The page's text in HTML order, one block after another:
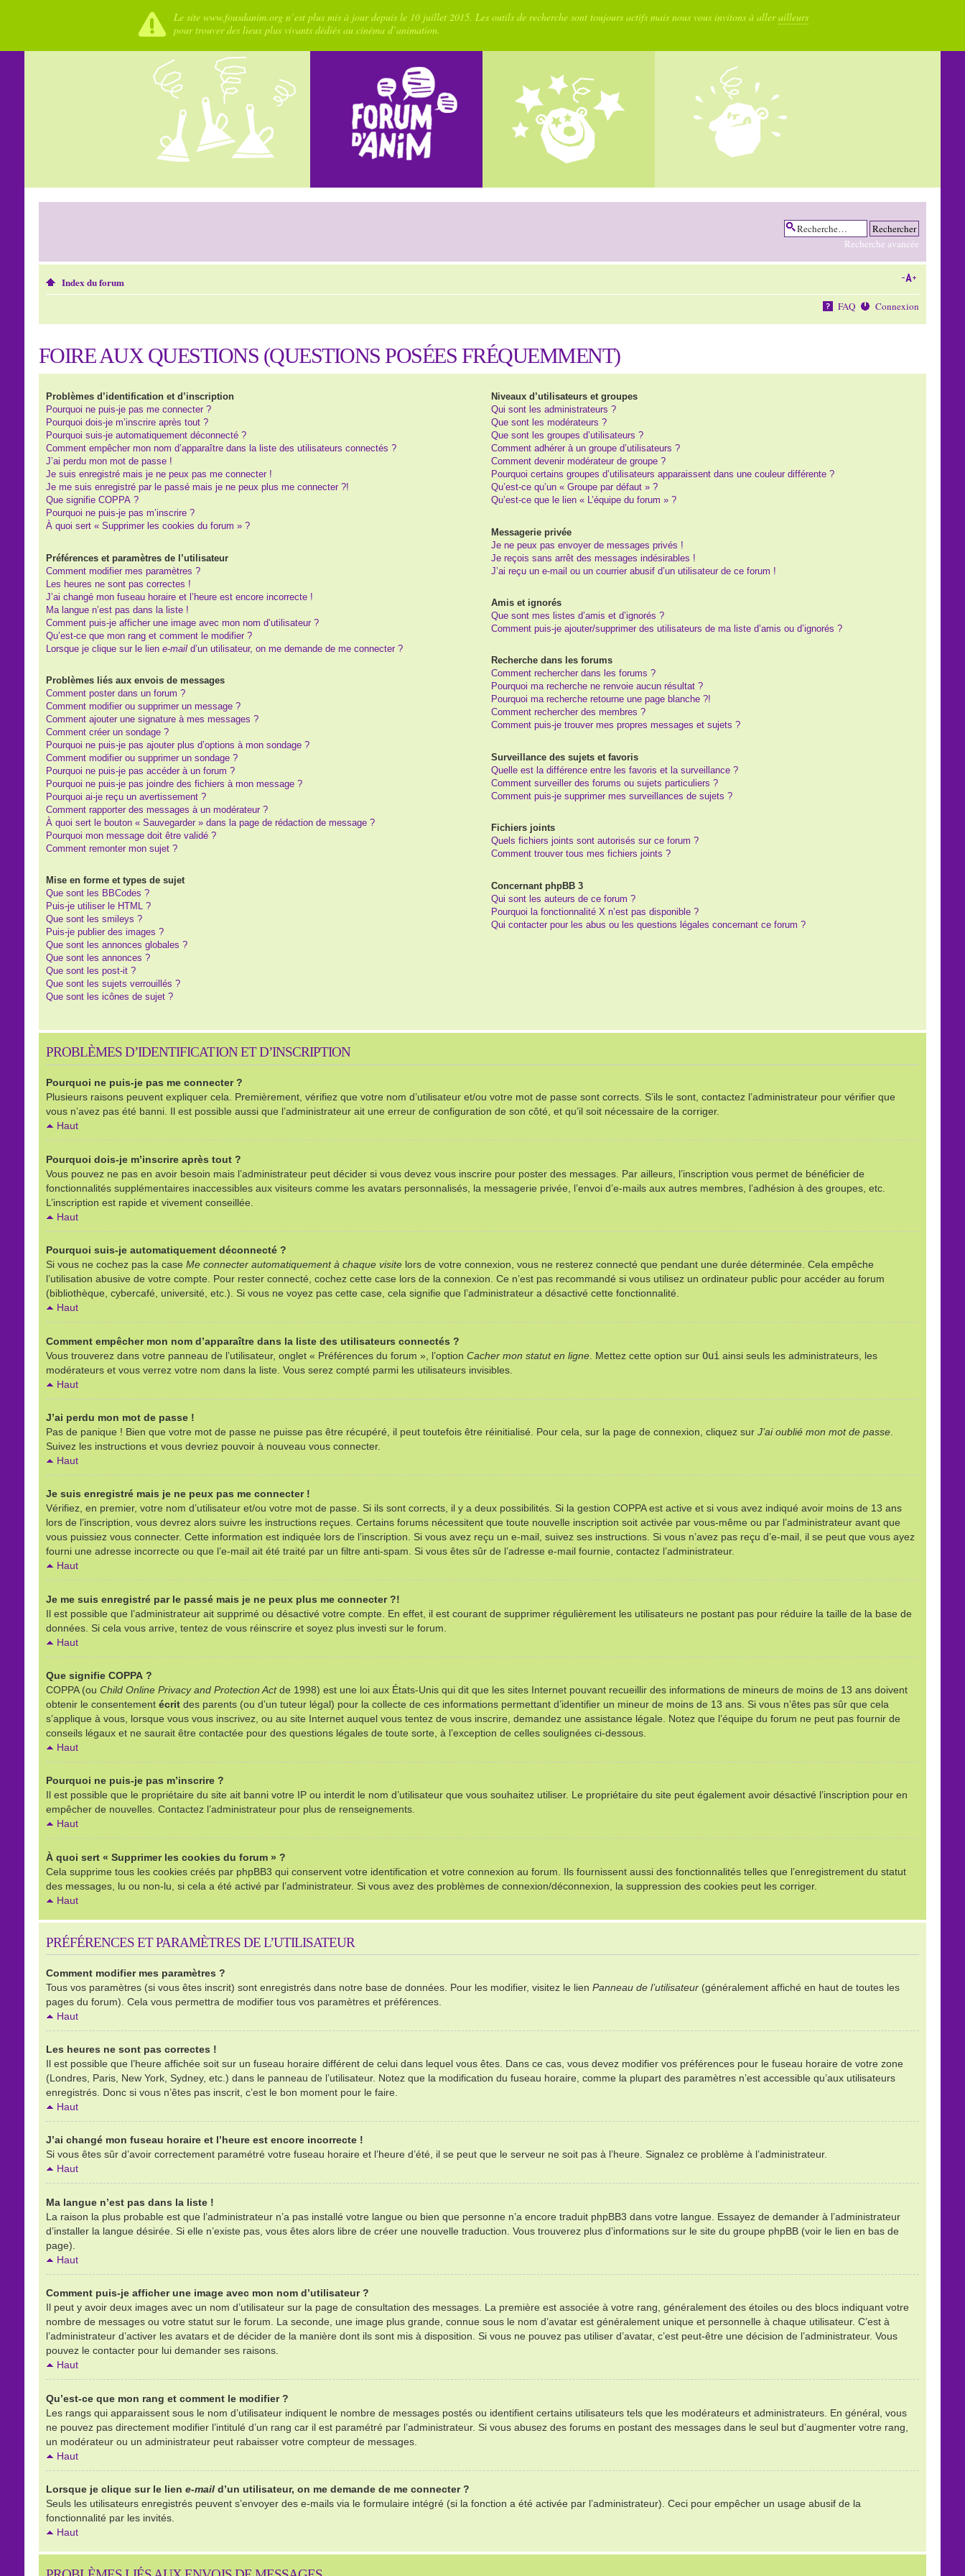
Le site www.fousdanim.org n’est plus mis à jour depuis le 10 juillet 2015. Les outils de recherche sont toujours actifs mais nous vous invitons à allerailleurs
pour trouver des lieux plus vivants dédiés au cinéma d’animation.
Recherche avancée
Index du forum
FAQ Connexion
FOIRE AUX QUESTIONS (QUESTIONS POSÉES FRÉQUEMMENT)
Problèmes d’identification et d’inscription
Pourquoi ne puis-je pas me connecter ?
Pourquoi dois-je m’inscrire après tout ?
Pourquoi suis-je automatiquement déconnecté ?
Comment empêcher mon nom d’apparaître dans la liste des utilisateurs connectés ?
J’ai perdu mon mot de passe !
Je suis enregistré mais je ne peux pas me connecter !
Je me suis enregistré par le passé mais je ne peux plus me connecter ?!
Que signifie COPPA ?
Pourquoi ne puis-je pas m’inscrire ?
À quoi sert « Supprimer les cookies du forum » ?
Préférences et paramètres de l’utilisateur
Comment modifier mes paramètres ?
Les heures ne sont pas correctes !
J’ai changé mon fuseau horaire et l’heure est encore incorrecte !
Ma langue n’est pas dans la liste !
Comment puis-je afficher une image avec mon nom d’utilisateur ?
Qu’est-ce que mon rang et comment le modifier ?
Lorsque je clique sur le lien e-maild’un utilisateur, on me demande de me connecter ?
Problèmes liés aux envois de messages
Comment poster dans un forum ?
Comment modifier ou supprimer un message ?
Comment ajouter une signature à mes messages ?
Comment créer un sondage ?
Pourquoi ne puis-je pas ajouter plus d’options à mon sondage ?
Comment modifier ou supprimer un sondage ?
Pourquoi ne puis-je pas accéder à un forum ?
Pourquoi ne puis-je pas joindre des fichiers à mon message ?
Pourquoi ai-je reçu un avertissement ?
Comment rapporter des messages à un modérateur ?
À quoi sert le bouton « Sauvegarder » dans la page de rédaction de message ?
Pourquoi mon message doit être validé ?
Comment remonter mon sujet ?
Mise en forme et types de sujet
Que sont les BBCodes ?
Puis-je utiliser le HTML ?
Que sont les smileys ?
Puis-je publier des images ?
Que sont les annonces globales ?
Que sont les annonces ?
Que sont les post-it ?
Que sont les sujets verrouillés ?
Que sont les icônes de sujet ?
Niveaux d’utilisateurs et groupes
Qui sont les administrateurs ?
Que sont les modérateurs ?
Que sont les groupes d’utilisateurs ?
Comment adhérer à un groupe d’utilisateurs ?
Comment devenir modérateur de groupe ?
Pourquoi certains groupes d’utilisateurs apparaissent dans une couleur différente ?
Qu’est-ce qu’un « Groupe par défaut » ?
Qu’est-ce que le lien « L’équipe du forum » ?
Messagerie privée
Je ne peux pas envoyer de messages privés !
Je reçois sans arrêt des messages indésirables !
J’ai reçu un e-mail ou un courrier abusif d’un utilisateur de ce forum !
Amis et ignorés
Que sont mes listes d’amis et d’ignorés ?
Comment puis-je ajouter/supprimer des utilisateurs de ma liste d’amis ou d’ignorés ?
Recherche dans les forums
Comment rechercher dans les forums ?
Pourquoi ma recherche ne renvoie aucun résultat ?
Pourquoi ma recherche retourne une page blanche ?!
Comment rechercher des membres ?
Comment puis-je trouver mes propres messages et sujets ?
Surveillance des sujets et favoris
Quelle est la différence entre les favoris et la surveillance ?
Comment surveiller des forums ou sujets particuliers ?
Comment puis-je supprimer mes surveillances de sujets ?
Fichiers joints
Quels fichiers joints sont autorisés sur ce forum ?
Comment trouver tous mes fichiers joints ?
Concernant phpBB 3
Qui sont les auteurs de ce forum ?
Pourquoi la fonctionnalité X n’est pas disponible ?
Qui contacter pour les abus ou les questions légales concernant ce forum ?
PROBLÈMES D’IDENTIFICATION ET D’INSCRIPTION
Pourquoi ne puis-je pas me connecter ?
Plusieurs raisons peuvent expliquer cela. Premièrement, vérifiez que votre nom d’utilisateur et/ou votre mot de passe sont corrects. S’ils le sont, contactez l’administrateur pour vérifier que
vous n’avez pas été banni. Il est possible aussi que l’administrateur ait une erreur de configuration de son côté, et qu’il soit nécessaire de la corriger.
Haut
Pourquoi dois-je m’inscrire après tout ?
Vous pouvez ne pas en avoir besoin mais l’administrateur peut décider si vous devez vous inscrire pour poster des messages. Par ailleurs, l’inscription vous permet de bénéficier de
fonctionnalités supplémentaires inaccessibles aux visiteurs comme les avatars personnalisés, la messagerie privée, l’envoi d’e-mails aux autres membres, l’adhésion à des groupes, etc.
L’inscription est rapide et vivement conseillée.
Haut
Pourquoi suis-je automatiquement déconnecté ?
Si vous ne cochez pas la case Me connecter automatiquement à chaque visitelors de votre connexion, vous ne resterez connecté que pendant une durée déterminée. Cela empêche
l’utilisation abusive de votre compte. Pour rester connecté, cochez cette case lors de la connexion. Ce n’est pas recommandé si vous utilisez un ordinateur public pour accéder au forum
(bibliothèque, cybercafé, université, etc.). Si vous ne voyez pas cette case, cela signifie que l’administrateur a désactivé cette fonctionnalité.
Haut
Comment empêcher mon nom d’apparaître dans la liste des utilisateurs connectés ?
Vous trouverez dans votre panneau de l’utilisateur, onglet « Préférences du forum », l’option Cacher mon statut en ligne. Mettez cette option sur Oui ainsi seuls les administrateurs, les
modérateurs et vous verrez votre nom dans la liste. Vous serez compté parmi les utilisateurs invisibles.
Haut
J’ai perdu mon mot de passe !
Pas de panique ! Bien que votre mot de passe ne puisse pas être récupéré, il peut toutefois être réinitialisé. Pour cela, sur la page de connexion, cliquez sur J’ai oublié mon mot de passe.
Suivez les instructions et vous devriez pouvoir à nouveau vous connecter.
Haut
Je suis enregistré mais je ne peux pas me connecter !
Vérifiez, en premier, votre nom d’utilisateur et/ou votre mot de passe. Si ils sont corrects, il y a deux possibilités. Si la gestion COPPA est active et si vous avez indiqué avoir moins de 13 ans
lors de l’inscription, vous devrez alors suivre les instructions reçues. Certains forums nécessitent que toute nouvelle inscription soit activée par vous-même ou par l’administrateur avant que
vous puissiez vous connecter. Cette information est indiquée lors de l’inscription. Si vous avez reçu un e-mail, suivez ses instructions. Si vous n’avez pas reçu d’e-mail, il se peut que vous ayez
fourni une adresse incorrecte ou que l’e-mail ait été traité par un filtre anti-spam. Si vous êtes sûr de l’adresse e-mail fournie, contactez l’administrateur.
Haut
Je me suis enregistré par le passé mais je ne peux plus me connecter ?!
Il est possible que l’administrateur ait supprimé ou désactivé votre compte. En effet, il est courant de supprimer régulièrement les utilisateurs ne postant pas pour réduire la taille de la base de
données. Si cela vous arrive, tentez de vous réinscrire et soyez plus investi sur le forum.
Haut
Que signifie COPPA ?
COPPA (ou Child Online Privacy and Protection Actde 1998) est une loi aux États-Unis qui dit que les sites Internet pouvant recueillir des informations de mineurs de moins de 13 ans doivent
obtenir le consentement écritdes parents (ou d’un tuteur légal) pour la collecte de ces informations permettant d’identifier un mineur de moins de 13 ans. Si vous n’êtes pas sûr que cela
s’applique à vous, lorsque vous vous inscrivez, ou au site Internet auquel vous tentez de vous inscrire, demandez une assistance légale. Notez que l’équipe du forum ne peut pas fournir de
conseils légaux et ne saurait être contactée pour des questions légales de toute sorte, à l’exception de celles soulignées ci-dessous.
Haut
Pourquoi ne puis-je pas m’inscrire ?
Il est possible que le propriétaire du site ait banni votre IP ou interdit le nom d’utilisateur que vous souhaitez utiliser. Le propriétaire du site peut également avoir désactivé l’inscription pour en
empêcher de nouvelles. Contactez l’administrateur pour plus de renseignements.
Haut
À quoi sert « Supprimer les cookies du forum » ?
Cela supprime tous les cookies créés par phpBB3 qui conservent votre identification et votre connexion au forum. Ils fournissent aussi des fonctionnalités telles que l’enregistrement du statut
des messages, lu ou non-lu, si cela a été activé par l’administrateur. Si vous avez des problèmes de connexion/déconnexion, la suppression des cookies peut les corriger.
Haut
PRÉFÉRENCES ET PARAMÈTRES DE L’UTILISATEUR
Comment modifier mes paramètres ?
Tous vos paramètres (si vous êtes inscrit) sont enregistrés dans notre base de données. Pour les modifier, visitez le lien Panneau de l’utilisateur(généralement affiché en haut de toutes les
pages du forum). Cela vous permettra de modifier tous vos paramètres et préférences.
Haut
Les heures ne sont pas correctes !
Il est possible que l’heure affichée soit sur un fuseau horaire différent de celui dans lequel vous êtes. Dans ce cas, vous devez modifier vos préférences pour le fuseau horaire de votre zone
(Londres, Paris, New York, Sydney, etc.) dans le panneau de l’utilisateur. Notez que la modification du fuseau horaire, comme la plupart des paramètres n’est accessible qu’aux utilisateurs
enregistrés. Donc si vous n’êtes pas inscrit, c’est le bon moment pour le faire.
Haut
J’ai changé mon fuseau horaire et l’heure est encore incorrecte !
Si vous êtes sûr d’avoir correctement paramétré votre fuseau horaire et l’heure d’été, il se peut que le serveur ne soit pas à l’heure. Signalez ce problème à l’administrateur.
Haut
Ma langue n’est pas dans la liste !
La raison la plus probable est que l’administrateur n’a pas installé votre langue ou bien que personne n’a encore traduit phpBB3 dans votre langue. Essayez de demander à l’administrateur
d’installer la langue désirée. Si elle n’existe pas, vous êtes alors libre de créer une nouvelle traduction. Vous trouverez plus d’informations sur le site du groupe phpBB (voir le lien en bas de
page).
Haut
Comment puis-je afficher une image avec mon nom d’utilisateur ?
Il peut y avoir deux images avec un nom d’utilisateur sur la page de consultation des messages. La première est associée à votre rang, généralement des étoiles ou des blocs indiquant votre
nombre de messages ou votre statut sur le forum. La seconde, une image plus grande, connue sous le nom d’avatar est généralement unique et personnelle à chaque utilisateur. C’est à
l’administrateur d’activer les avatars et de décider de la manière dont ils sont mis à disposition. Si vous ne pouvez pas utiliser d’avatar, c’est peut-être une décision de l’administrateur. Vous
pouvez le contacter pour lui demander ses raisons.
Haut
Qu’est-ce que mon rang et comment le modifier ?
Les rangs qui apparaissent sous le nom d’utilisateur indiquent le nombre de messages postés ou identifient certains utilisateurs tels que les modérateurs et administrateurs. En général, vous
ne pouvez pas directement modifier l’intitulé d’un rang car il est paramétré par l’administrateur. Si vous abusez des forums en postant des messages dans le seul but d’augmenter votre rang,
un modérateur ou un administrateur peut rabaisser votre compteur de messages.
Haut
Lorsque je clique sur le lien e-maild’un utilisateur, on me demande de me connecter ?
Seuls les utilisateurs enregistrés peuvent s’envoyer des e-mails via le formulaire intégré (si la fonction a été activée par l’administrateur). Ceci pour empêcher un usage abusif de la
fonctionnalité par les invités.
Haut